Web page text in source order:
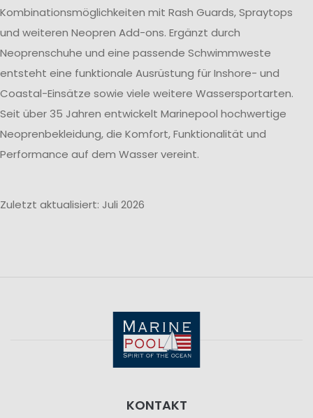
Kombinationsmöglichkeiten mit Rash Guards, Spraytops
und weiteren Neopren Add-ons. Ergänzt durch
Neoprenschuhe und eine passende Schwimmweste
entsteht eine funktionale Ausrüstung für Inshore- und
Coastal-Einsätze sowie viele weitere Wassersportarten.
Seit über 35 Jahren entwickelt Marinepool hochwertige
Neoprenbekleidung, die Komfort, Funktionalität und
Performance auf dem Wasser vereint.
Zuletzt aktualisiert: Juli 2026
KONTAKT